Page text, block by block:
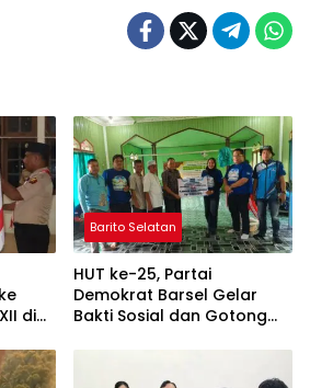
di
Barito Selatan
HUT ke-25, Partai
Demokrat Barsel Gelar
Bakti Sosial dan Gotong